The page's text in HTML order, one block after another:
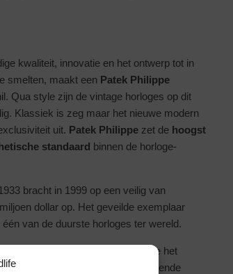
kwaliteit, innovatie en het ontwerp tot in
smelten, maakt een Patek Philippe
Qua style zijn de vintage horloges op dit
Klassiek is zeg maar het nieuwe modern
uit. Patek Philippe zet de hoogst
standaard binnen de horloge-
bracht in 1999 op een veilig van
dollar op. Het geveilde exemplaar
van de duurste horloges ter wereld.
is dat je het
maar doorgeeft aan de volgende